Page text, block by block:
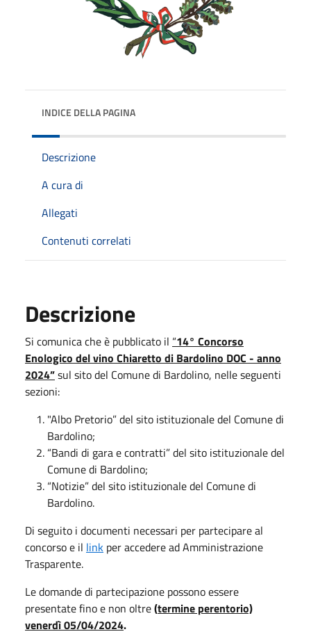
INDICE DELLA PAGINA
Descrizione
A cura di
Allegati
Contenuti correlati
Descrizione
Si comunica che è pubblicato il “14° Concorso
Enologico del vino Chiaretto di Bardolino DOC - anno
2024”sul sito del Comune di Bardolino, nelle seguenti
sezioni:
"Albo Pretorio” del sito istituzionale del Comune di
Bardolino;
“Bandi di gara e contratti” del sito istituzionale del
Comune di Bardolino;
“Notizie” del sito istituzionale del Comune di
Bardolino.
Di seguito i documenti necessari per partecipare al
concorso e il link per accedere ad Amministrazione
Trasparente.
Le domande di partecipazione possono essere
presentate fino e non oltre(termine perentorio)
venerdì 05/04/2024.